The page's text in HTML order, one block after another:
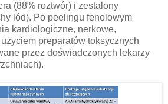
(88% roztwór) i zestalony
lód). Po peelingu fenolowym
kardiologiczne, nerkowe,
preparatów toksycznych
przez doświadczonych lekarzy